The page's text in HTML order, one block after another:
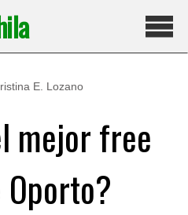
E. Lozano
mejor free